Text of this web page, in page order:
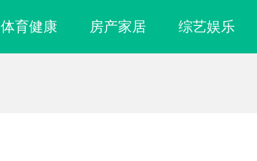
体育健康 房产家居 综艺娱乐